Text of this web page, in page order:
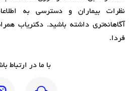
نظرات بیماران و دسترسی به
آگاهانه‌تری داشته باشید. دکتریاب
فردا.
با ما در ارتباط